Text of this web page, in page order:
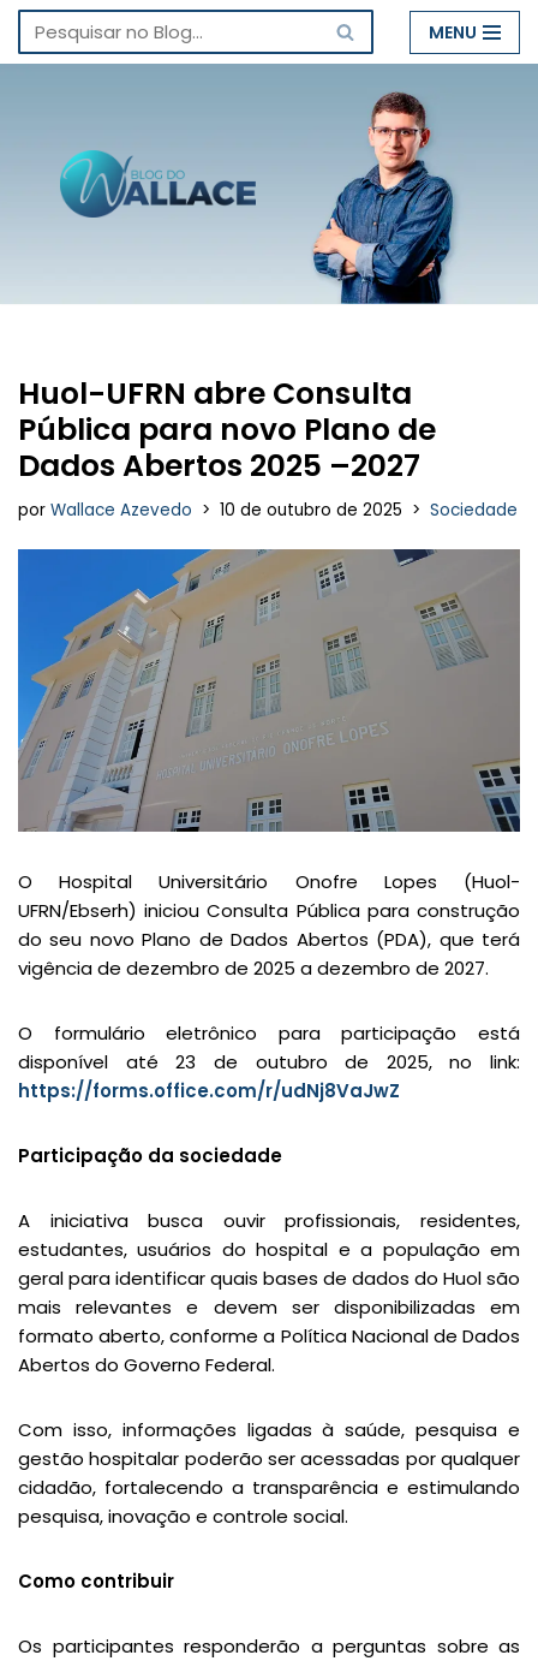
Pular
conteúdo
MENU
Huol-UFRN abre Consulta
Pública para novo Plano de
Dados Abertos 2025 –2027
por Wallace Azevedo 10 de outubro de 2025 Sociedade
O Hospital Universitário Onofre Lopes (Huol-
UFRN/Ebserh) iniciou Consulta Pública para construção
do seu novo Plano de Dados Abertos (PDA), que terá
vigência de dezembro de 2025 a dezembro de 2027.
O formulário eletrônico para participação está
disponível até 23 de outubro de 2025, no link:
https://forms.office.com/r/udNj8VaJwZ
Participação da sociedade
A iniciativa busca ouvir profissionais, residentes,
estudantes, usuários do hospital e a população em
geral para identificar quais bases de dados do Huol são
mais relevantes e devem ser disponibilizadas em
formato aberto, conforme a Política Nacional de Dados
Abertos do Governo Federal.
Com isso, informações ligadas à saúde, pesquisa e
gestão hospitalar poderão ser acessadas por qualquer
cidadão, fortalecendo a transparência e estimulando
pesquisa, inovação e controle social.
Como contribuir
Os participantes responderão a perguntas sobre as